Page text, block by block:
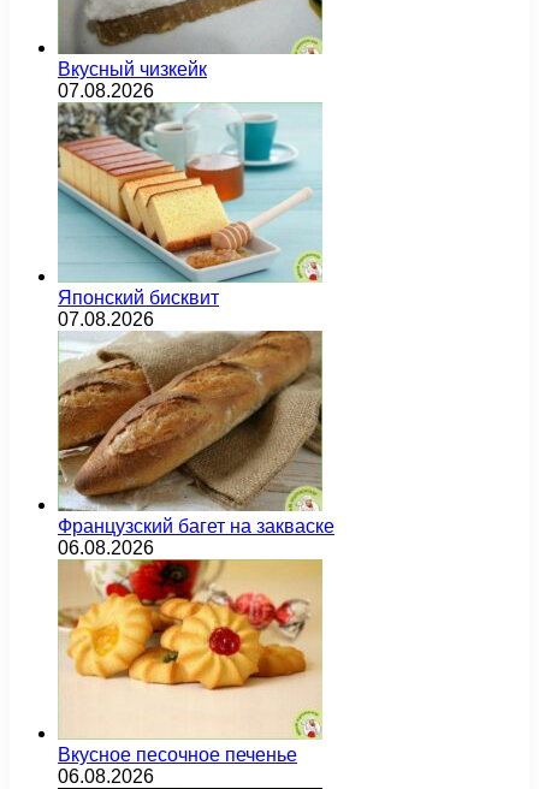
Вкусный чизкейк
07.08.2026
Японский бисквит
07.08.2026
Французский багет на закваске
06.08.2026
Вкусное песочное печенье
06.08.2026